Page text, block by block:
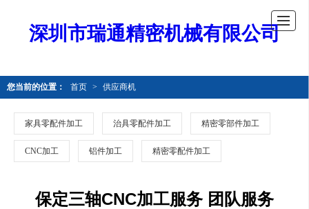
深圳市瑞通精密机械有限公司
您当前的位置： 首页 > 供应商机
家具零配件加工 治具零配件加工 精密零部件加工
CNC加工 铝件加工 精密零配件加工
保定三轴CNC加工服务 团队服务